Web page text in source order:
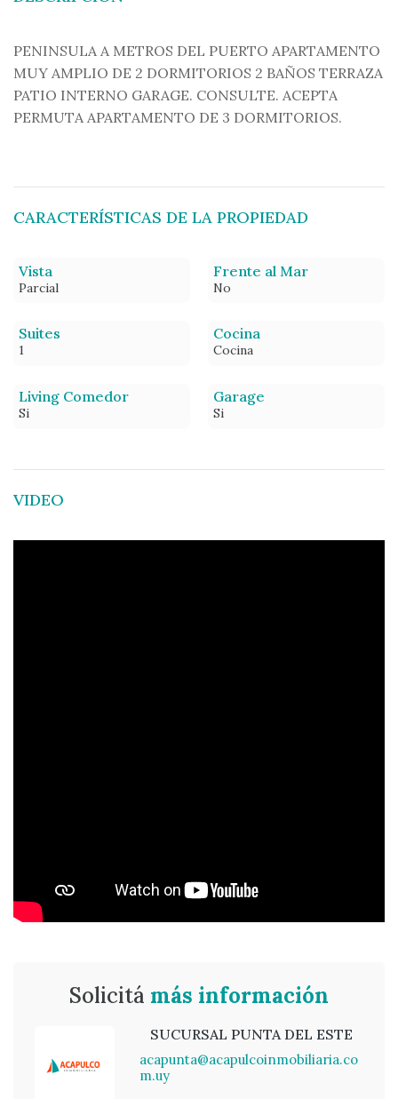
PENINSULA A METROS DEL PUERTO APARTAMENTO
MUY AMPLIO DE 2 DORMITORIOS 2 BAÑOS TERRAZA
PATIO INTERNO GARAGE. CONSULTE. ACEPTA
PERMUTA APARTAMENTO DE 3 DORMITORIOS.
CARACTERÍSTICAS DE LA PROPIEDAD
Vista
Parcial
Frente al Mar
No
Suites
1
Cocina
Cocina
Living Comedor
Si
Garage
Si
VIDEO
Solicitá más información
SUCURSAL PUNTA DEL ESTE
acapunta@acapulcoinmobiliaria.co
m.uy